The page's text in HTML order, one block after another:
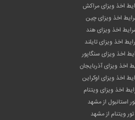
اخذ ویزای مراکش
اخذ ویزای چین
اخذ ویزای هند
اخذ ویزای تایلند
اخذ ویزای سنگاپور
اخذ ویزای آذربایجان
اخذ ویزای اوکراین
اخذ ویزای ویتنام
استانبول از مشهد
تور ویتنام از مشهد